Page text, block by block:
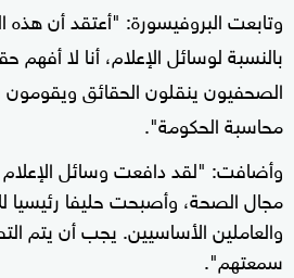
وتابعت البروفيسورة: "أعتقد أن
بالنسبة لوسائل الإعلام، أنا لا
الصحفيون ينقلون الحقائق
محاسبة الحكومة".
وأضافت: "لقد دافعت وسائل
مجال الصحة، وأصبحت حليفا رئيسيا
والعاملين الأساسيين. يجب أن يتم
سمعتهم".